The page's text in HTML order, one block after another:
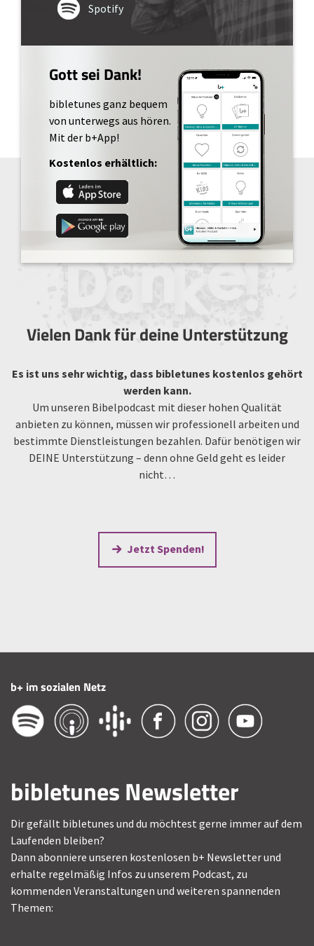
Spotify
Gott sei Dank!
bibletunes ganz bequem
von unterwegs aus hören.
Mit der b+App!
Kostenlos erhältlich:
Vielen Dank für deine Unterstützung
Es ist uns sehr wichtig, dass bibletunes kostenlos gehört
werden kann.
Um unseren Bibelpodcast mit dieser hohen Qualität
anbieten zu können, müssen wir professionell arbeiten und
bestimmte Dienstleistungen bezahlen. Dafür benötigen wir
DEINE Unterstützung – denn ohne Geld geht es leider
nicht…
Jetzt Spenden!
b+ im sozialen Netz
bibletunes Newsletter
Dir gefällt bibletunes und du möchtest gerne immer auf dem
Laufenden bleiben?
Dann abonniere unseren kostenlosen b+ Newsletter und
erhalte regelmäßig Infos zu unserem Podcast, zu
kommenden Veranstaltungen und weiteren spannenden
Themen: